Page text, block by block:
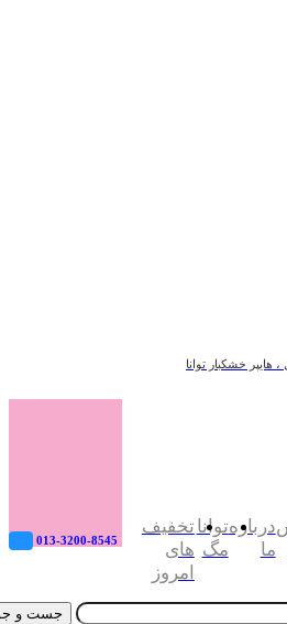
خشکبار توانا
013-3200-8545
درباره
ما
توانا
مگ
تخفیف
های
امروز
جست و